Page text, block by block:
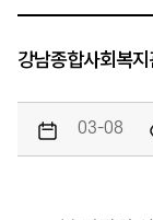
강남종합사회복
03-08